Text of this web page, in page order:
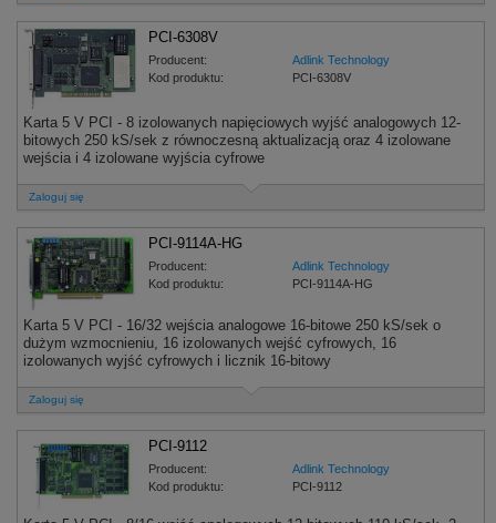
PCI-6308V
Producent:
Adlink Technology
Kod produktu:
PCI-6308V
Karta 5 V PCI - 8 izolowanych napięciowych wyjść analogowych 12-
bitowych 250 kS/sek z równoczesną aktualizacją oraz 4 izolowane
wejścia i 4 izolowane wyjścia cyfrowe
Zaloguj się
PCI-9114A-HG
Producent:
Adlink Technology
Kod produktu:
PCI-9114A-HG
Karta 5 V PCI - 16/32 wejścia analogowe 16-bitowe 250 kS/sek o
dużym wzmocnieniu, 16 izolowanych wejść cyfrowych, 16
izolowanych wyjść cyfrowych i licznik 16-bitowy
Zaloguj się
PCI-9112
Producent:
Adlink Technology
Kod produktu:
PCI-9112